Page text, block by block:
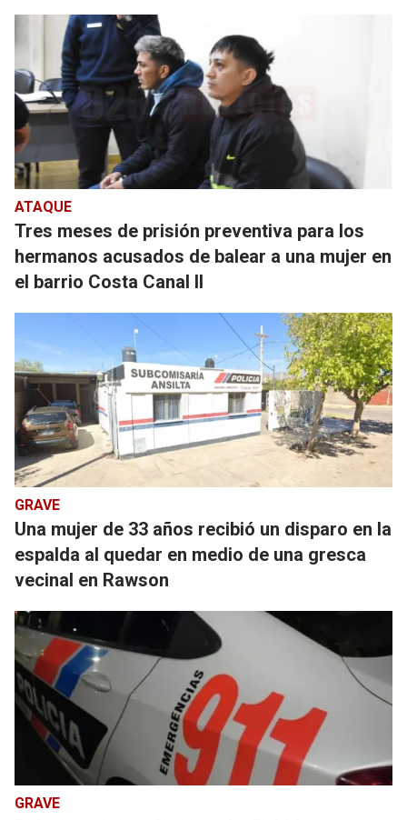
ATAQUE
Tres meses de prisión preventiva para los
hermanos acusados de balear a una mujer en
el barrio Costa Canal II
GRAVE
Una mujer de 33 años recibió un disparo en la
espalda al quedar en medio de una gresca
vecinal en Rawson
GRAVE